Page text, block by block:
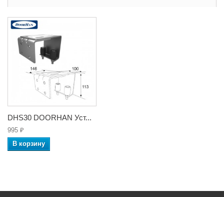
DHS30 DOORHAN Уст...
995 ₽
В корзину